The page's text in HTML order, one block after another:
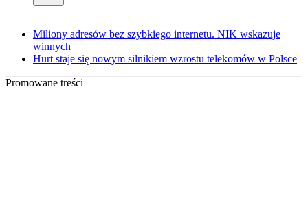
Miliony adresów bez szybkiego internetu. NIK wskazuje
winnych
Hurt staje się nowym silnikiem wzrostu telekomów w Polsce
Promowane treści